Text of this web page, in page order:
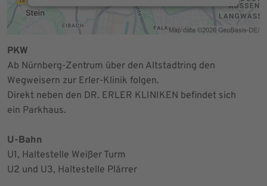
PKW
Ab Nürnberg-Zentrum über den Altstadtring den
Wegweisern zur Erler-Klinik folgen.
Direkt neben den DR. ERLER KLINIKEN befindet sich
ein Parkhaus.
U-Bahn
U1, Haltestelle Weißer Turm
U2 und U3, Haltestelle Plärrer